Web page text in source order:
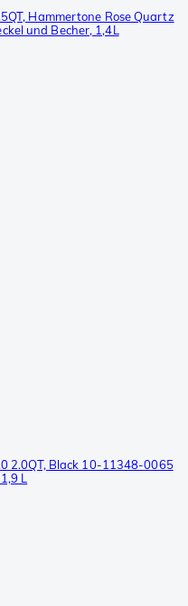
Hammertone Rose Quartz
und Becher, 1,4L
2.0QT, Black 10-11348-0065
L